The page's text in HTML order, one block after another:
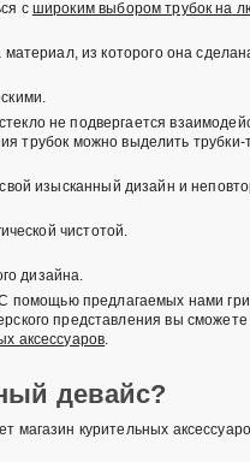
с широким выбором трубок на
из которого она
не подвергается
трубок можно выделить
изысканный дизайн и
чистотой.
дизайна.
С помощью предлагаемых нами
представления вы
аксессуаров
девайс?
магазин курительных